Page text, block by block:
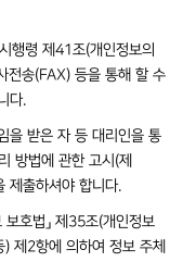
행령 제41조(개인정보의
전송(FAX) 등을 통해 할 수
다.
을 받은 자 등 대리인을 통
방법에 관한 고시(제
제출하셔야 합니다.
호법」 제35조(개인정보
제2항에 의하여 정보 주체